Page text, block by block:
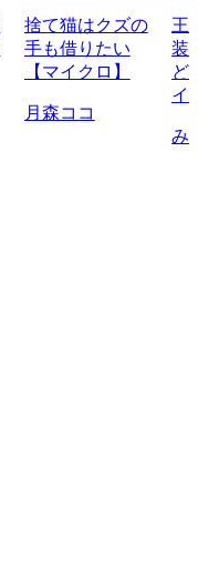
捨て猫はクズの
手も借りたい
【マイクロ】
月森ココ
王
装
ど
イ
み